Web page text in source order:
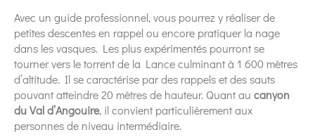
Avec un guide professionnel, vous pourrez y réaliser de
petites descentes en rappel ou encore pratiquer la nage
dans les vasques. Les plus expérimentés pourront se
tourner vers le torrent de la Lance culminant à 1 600 mètres
d’altitude. Il se caractérise par des rappels et des sauts
pouvant atteindre 20 mètres de hauteur. Quant au canyon
du Val d’Angouire, il convient particulièrement aux
personnes de niveau intermédiaire.